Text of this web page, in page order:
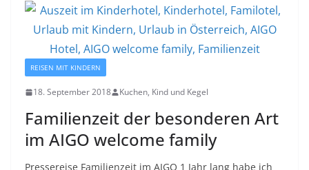
REISEN MIT KINDERN
18. September 2018 Kuchen, Kind und Kegel
Familienzeit der besonderen Art
im AIGO welcome family
Pressereise Familienzeit im AIGO 1 Jahr lang habe ich